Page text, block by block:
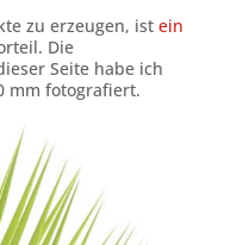
zu erzeugen, ist ein
Die
Seite habe ich
mm fotografiert.